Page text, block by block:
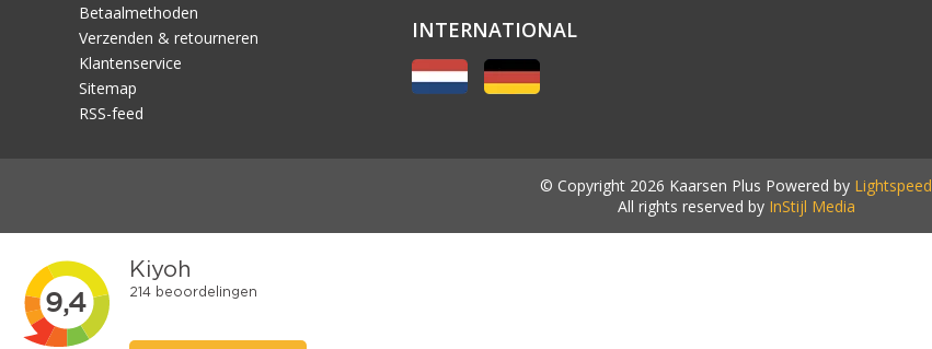
Betaalmethoden
Verzenden & retourneren
Klantenservice
Sitemap
RSS-feed
INTERNATIONAL
© Copyright 2026 Kaarsen Plus Powered by Lightspeed
All rights reserved by InStijl Media